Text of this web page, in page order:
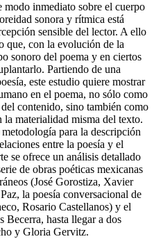
modo inmediato sobre el cuerpo
sonora y rítmica está
sensible del lector. A ello
que, con la evolución de la
sonoro del poema y en ciertos
Partiendo de una
este estudio quiere mostrar
en el poema, no sólo como
contenido, sino también como
la materialidad misma del texto.
para la descripción
entre la poesía y el
se ofrece un análisis detallado
de obras poéticas mexicanas
(José Gorostiza, Xavier
la poesía conversacional de
Rosario Castellanos) y el
Becerra, hasta llegar a dos
y Gloria Gervitz.